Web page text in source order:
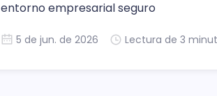
entorno empresarial seguro
5 de jun. de 2026 Lectura de 3